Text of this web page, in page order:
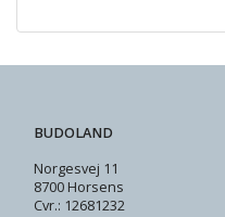
BUDOLAND
Norgesvej 11
8700 Horsens
Cvr.: 12681232